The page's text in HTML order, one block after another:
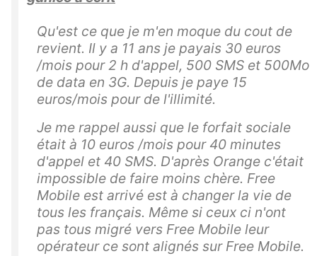
Qu'est ce que je m'en moque du cout de
revient. Il y a 11 ans je payais 30 euros
/mois pour 2 h d'appel, 500 SMS et 500Mo
de data en 3G. Depuis je paye 15
euros/mois pour de l'illimité.
Je me rappel aussi que le forfait sociale
était à 10 euros /mois pour 40 minutes
d'appel et 40 SMS. D'après Orange c'était
impossible de faire moins chère. Free
Mobile est arrivé est à changer la vie de
tous les français. Même si ceux ci n'ont
pas tous migré vers Free Mobile leur
opérateur ce sont alignés sur Free Mobile.